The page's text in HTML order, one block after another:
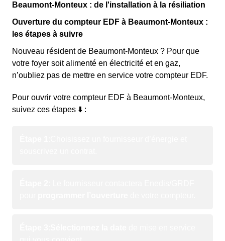
Beaumont-Monteux : de l'installation à la résiliation
Ouverture du compteur EDF à Beaumont-Monteux :
les étapes à suivre
Nouveau résident de Beaumont-Monteux ? Pour que
votre foyer soit alimenté en électricité et en gaz,
n’oubliez pas de mettre en service votre compteur EDF.
Pour ouvrir votre compteur EDF à Beaumont-Monteux,
suivez ces étapes ⬇️ :